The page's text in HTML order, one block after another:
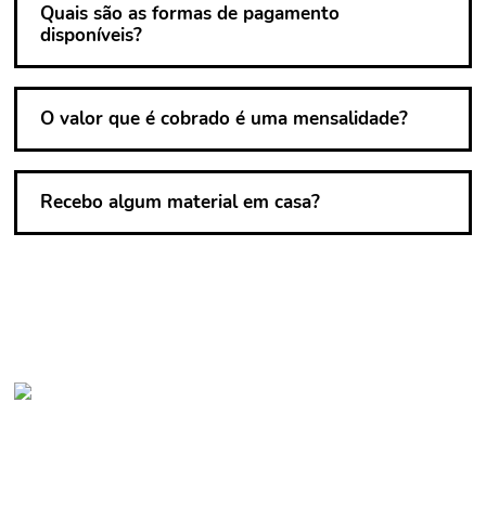
Quais são as formas de pagamento
disponíveis?
O valor que é cobrado é uma mensalidade?
Recebo algum material em casa?